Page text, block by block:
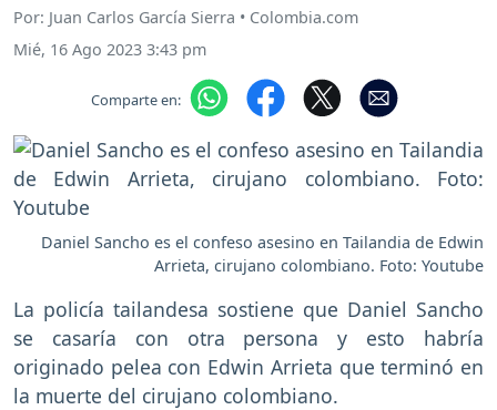
Por: Juan Carlos García Sierra • Colombia.com
Mié, 16 Ago 2023 3:43 pm
Comparte en:
Daniel Sancho es el confeso asesino en Tailandia de Edwin
Arrieta, cirujano colombiano. Foto: Youtube
La policía tailandesa sostiene que Daniel Sancho
se casaría con otra persona y esto habría
originado pelea con Edwin Arrieta que terminó en
la muerte del cirujano colombiano.